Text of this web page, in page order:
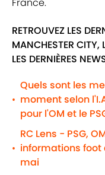
RETROUVEZ LES
MANCHESTER CITY,
LES DERNIÈRES
•
Quels sont les
moment selon
pour l'OM et le
•
RC Lens - PSG,
informations foot
mai